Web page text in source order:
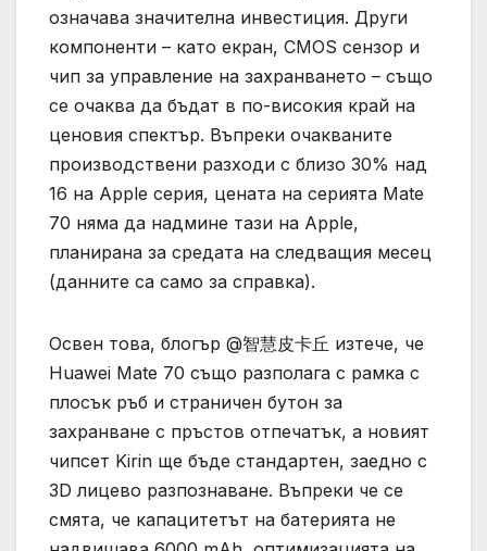
означава значителна инвестиция. Други
компоненти – като екран, CMOS сензор и
чип за управление на захранването – също
се очаква да бъдат в по-високия край на
ценовия спектър. Въпреки очакваните
производствени разходи с близо 30% над
16 на Apple серия, цената на серията Mate
70 няма да надмине тази на Apple,
планирана за средата на следващия месец
(данните са само за справка).
Освен това, блогър @智慧皮卡丘 изтече, че
Huawei Mate 70 също разполага с рамка с
плосък ръб и страничен бутон за
захранване с пръстов отпечатък, а новият
чипсет Kirin ще бъде стандартен, заедно с
3D лицево разпознаване. Въпреки че се
смята, че капацитетът на батерията не